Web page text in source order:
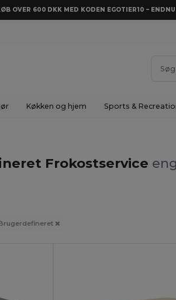
OVER 600 DKK MED KODEN EGOTIER10 –
Køkken og hjem Sports &
Frokostservice